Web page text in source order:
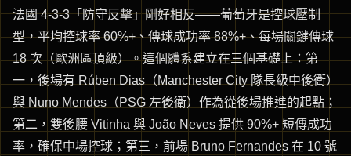
法國 4-3-3「防守反擊」剛好相反——葡萄牙是控球壓制
型，平均控球率 60%+、傳球成功率 88%+、每場關鍵傳球
18 次（歐洲區頂級）。這個體系建立在三個基礎上：第
一，後場有 Rúben Dias（Manchester City 隊長級中後衛）
與 Nuno Mendes（PSG 左後衛）作為從後場推進的起點；
第二，雙後腰 Vitinha 與 João Neves 提供 90%+ 短傳成功
率，確保中場控球；第三，前場 Bruno Fernandes 在 10 號